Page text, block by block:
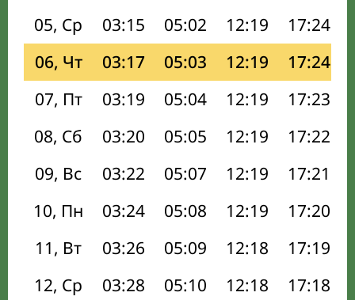
05, Ср
03:15 05:02 12:19 17:24
06, Чт
03:17 05:03 12:19 17:24
07, Пт
03:19 05:04 12:19 17:23
08, Сб
03:20 05:05 12:19 17:22
09, Вс
03:22 05:07 12:19 17:21
10, Пн
03:24 05:08 12:19 17:20
11, Вт
03:26 05:09 12:18 17:19
12, Ср
03:28 05:10 12:18 17:18